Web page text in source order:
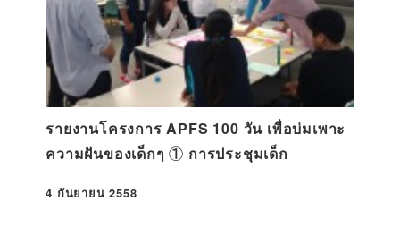
รายงานโครงการ APFS 100 วัน เพื่อบ่มเพาะ
ความฝันของเด็กๆ ① การประชุมเด็ก
ที่ตีพิมพ์
4 กันยายน 2558